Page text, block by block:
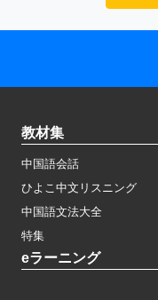
教材集
中国語会話
ひよこ中文リスニング
中国語文法大全
特集
eラーニング